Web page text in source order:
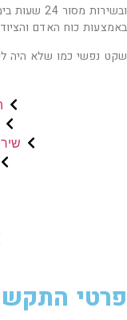
ובשירות
באמצעות כוח האדם
שקט נפשי כמו שלא היה
פרטי